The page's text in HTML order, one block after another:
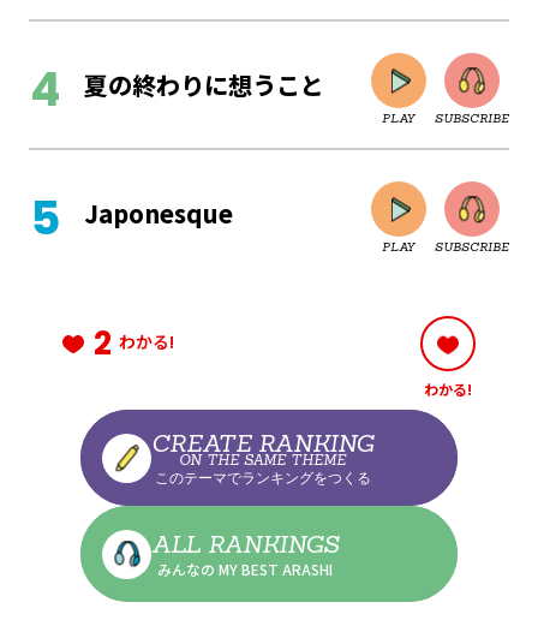
夏の終わりに想うこと
PLAY SUBSCRIBE
CLOSE
Japonesque
PLAY SUBSCRIBE
CLOSE
2 わかる!
わかる!
CREATE RANKING
ON THE SAME THEME
このテーマでランキングをつくる
ALL RANKINGS
みんなの MY BEST ARASHI